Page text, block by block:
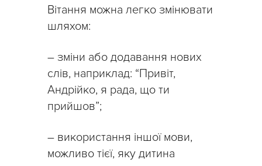
Вітання можна легко змінювати
шляхом:
– зміни або додавання нових
слів, наприклад: “Привіт,
Андрійко, я рада, що ти
прийшов”;
– використання іншої мови,
можливо тієї, яку дитина